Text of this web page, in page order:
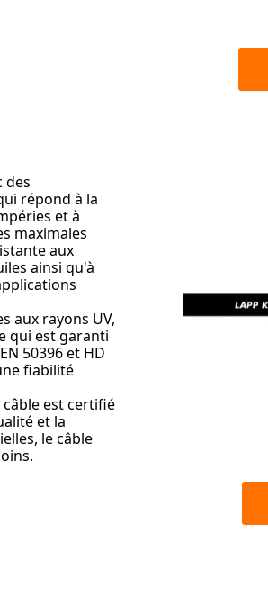
des
répond à la
et à
maximales
aux
ainsi qu'à
aux rayons UV,
qui est garanti
50396 et HD
fiabilité
est certifié
et la
le câble